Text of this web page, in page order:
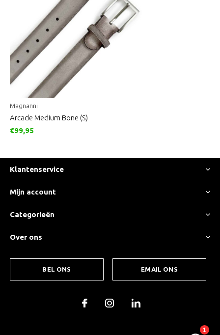
Magnanni
Arcade Medium Bone (S)
€99,95
Klantenservice
Mijn account
Categorieën
Over ons
BEL ONS EMAIL ONS